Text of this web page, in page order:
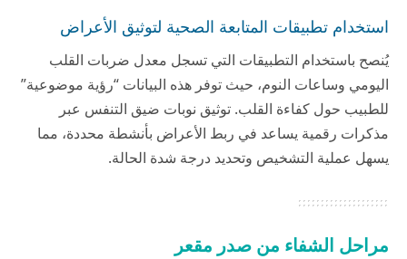
استخدام تطبيقات المتابعة الصحية لتوثيق الأعراض
يُنصح باستخدام التطبيقات التي تسجل معدل ضربات القلب
اليومي وساعات النوم، حيث توفر هذه البيانات “رؤية موضوعية”
للطبيب حول كفاءة القلب. توثيق نوبات ضيق التنفس عبر
مذكرات رقمية يساعد في ربط الأعراض بأنشطة محددة، مما
يسهل عملية التشخيص وتحديد درجة شدة الحالة.
مراحل الشفاء من صدر مقعر